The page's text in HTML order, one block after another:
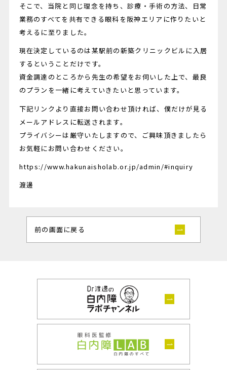
そこで、当院と同じ理念を持ち、診療・手術の方法、日常
業務のすべてを共有できる眼科を阪神エリアに作りたいと
考えるに至りました。
現在決定しているのは某駅前の新築クリニックビルに入居
するということだけです。
資金調達のところから先生の希望をお伺いした上で、最良
のプランを一緒に考えていきたいと思っています。
下記リンクより直接お問い合わせ頂ければ、僕だけが見る
メールアドレスに転送されます。
プライバシーは厳守いたしますので、ご興味頂きましたら
お気軽にお問い合わせください。
https://www.hakunaisholab.or.jp/admin/#inquiry
渡邊
前の画面に戻る